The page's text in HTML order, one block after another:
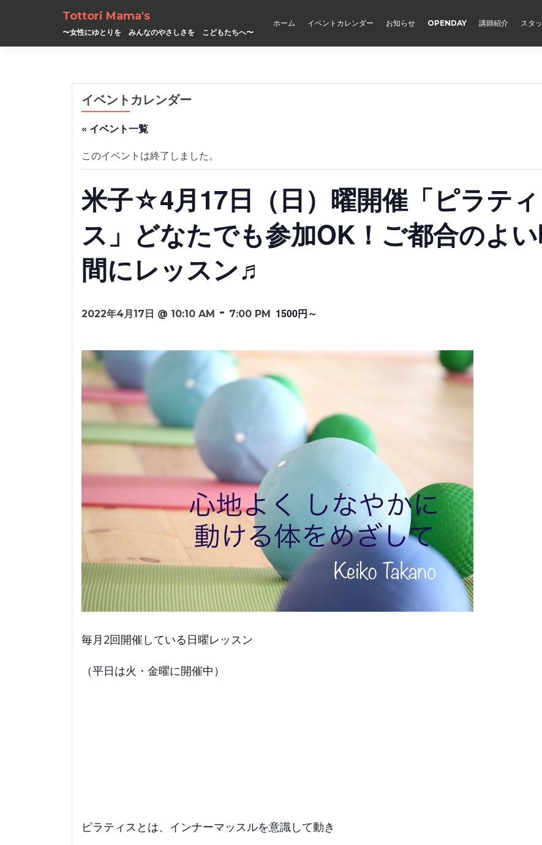
Tottori Mama's
〜女性にゆとりを みんなのやさしさを こどもたちへ〜
ホーム イベントカレンダー お知らせ OPENDAY 講師紹介 スタ
イベントカレンダー
« イベント一覧
このイベントは終了しました。
米子☆4月17日（日）曜開催「ピラティ
ス」どなたでも参加OK！ご都合のよ
間にレッスン♬
2022年4月17日 @ 10:10 AM - 7:00 PM 1500円～
毎月2回開催している日曜レッスン
（平日は火・金曜に開催中）
ピラティスとは、インナーマッスルを意識して動き